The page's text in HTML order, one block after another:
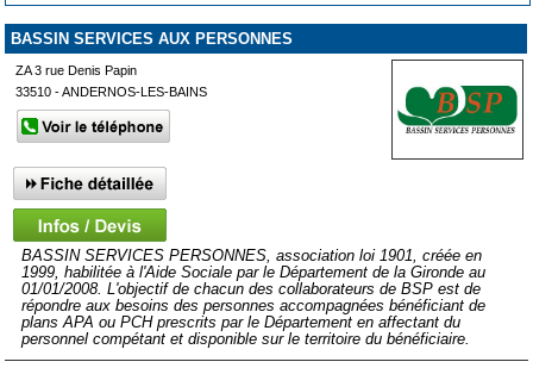
BASSIN SERVICES AUX PERSONNES
ZA 3 rue Denis Papin
33510 - ANDERNOS-LES-BAINS
BASSIN SERVICES PERSONNES, association loi 1901, créée en
1999, habilitée à l'Aide Sociale par le Département de la Gironde au
01/01/2008. L'objectif de chacun des collaborateurs de BSP est de
répondre aux besoins des personnes accompagnées bénéficiant de
plans APA ou PCH prescrits par le Département en affectant du
personnel compétant et disponible sur le territoire du bénéficiaire.